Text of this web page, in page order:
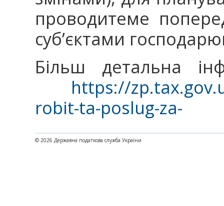
проводитеме
суб’єктами
Більш детальна
https://
robit-ta-poslug-za-
© 2026 Державна податкова служба України